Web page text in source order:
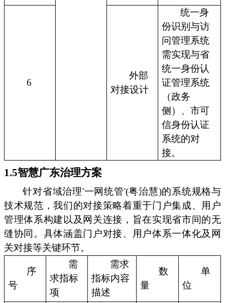
6
外部
对接设计
统一身
份识别与访
问管理系统
需实现与省
统一身份认
证管理系统
（政务
侧）、市可
信身份认证
系统的对
接。
1.5智慧广东治理方案
针对省域治理'一网统管'(粤治慧)的系统规格与
技术规范，我们的对接策略着重于门户集成、用户
管理体系构建以及网关连接，旨在实现省市间的无
缝协同。具体涵盖门户对接、用户体系一体化及网
关对接等关键环节。
序
号
需
求指标
项
需求
指标内容
描述
数
量
单
位